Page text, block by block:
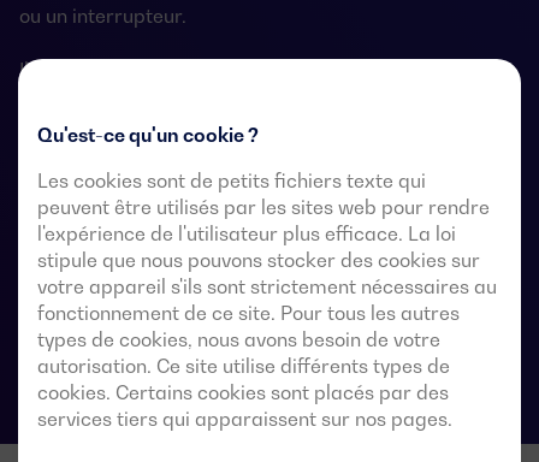
Qu'est-ce qu'un cookie ?
Les cookies sont de petits fichiers texte qui
peuvent être utilisés par les sites web pour rendre
l'expérience de l'utilisateur plus efficace. La loi
stipule que nous pouvons stocker des cookies sur
votre appareil s'ils sont strictement nécessaires au
fonctionnement de ce site. Pour tous les autres
types de cookies, nous avons besoin de votre
autorisation. Ce site utilise différents types de
cookies. Certains cookies sont placés par des
services tiers qui apparaissent sur nos pages.
ou un interrupteur.
Ils sont conçus pour être utilisés dans des systèmes
l’alimentation de la charge est acceptable pendant le
Fiches techniques du commutateur de
transfert automatique